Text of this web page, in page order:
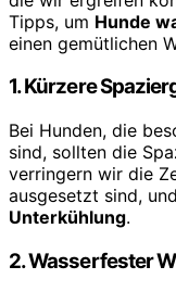
Tipps, um Hunde
einen gemütlichen
1. Kürzere
Bei Hunden, die
sind, sollten die
verringern wir die
ausgesetzt sind,
Unterkühlung.
2. Wasserfester